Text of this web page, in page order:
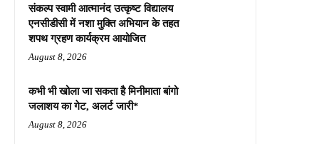
संकल्प स्वामी आत्मानंद उत्कृष्ट विद्यालय
एनसीडीसी में नशा मुक्ति अभियान के तहत
शपथ ग्रहण कार्यक्रम आयोजित
August 8, 2026
कभी भी खोला जा सकता है मिनीमाता बांगो
जलाशय का गेट, अलर्ट जारी*
August 8, 2026